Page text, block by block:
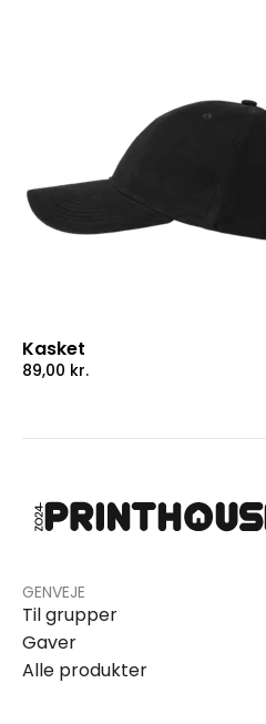
Kasket
89,00 kr.
GENVEJE
Til grupper
Gaver
Alle produkter